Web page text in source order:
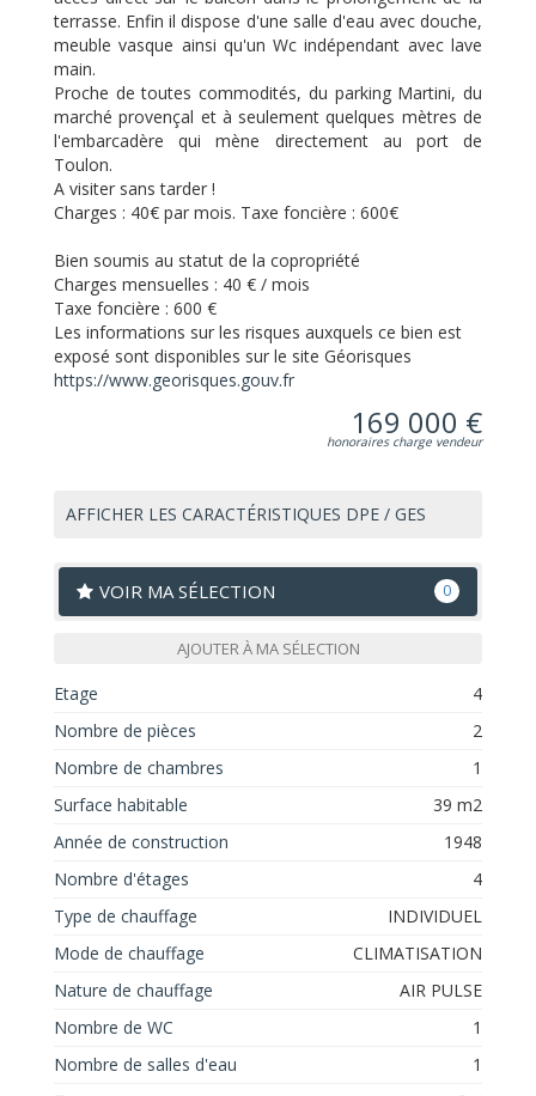
terrasse. Enfin il dispose d'une salle d'eau avec douche,
meuble vasque ainsi qu'un Wc indépendant avec lave
main.
Proche de toutes commodités, du parking Martini, du
marché provençal et à seulement quelques mètres de
l'embarcadère qui mène directement au port de
Toulon.
A visiter sans tarder !
Charges : 40€ par mois. Taxe foncière : 600€
Bien soumis au statut de la copropriété
Charges mensuelles : 40 € / mois
Taxe foncière : 600 €
Les informations sur les risques auxquels ce bien est
exposé sont disponibles sur le site Géorisques
https://www.georisques.gouv.fr
169 000 €
honoraires charge vendeur
AFFICHER LES CARACTÉRISTIQUES DPE / GES
VOIR MA SÉLECTION 0
AJOUTER À MA SÉLECTION
Etage
4
Nombre de pièces
2
Nombre de chambres
1
Surface habitable
39 m2
Année de construction
1948
Nombre d'étages
4
Type de chauffage
INDIVIDUEL
Mode de chauffage
CLIMATISATION
Nature de chauffage
AIR PULSE
Nombre de WC
1
Nombre de salles d'eau
1